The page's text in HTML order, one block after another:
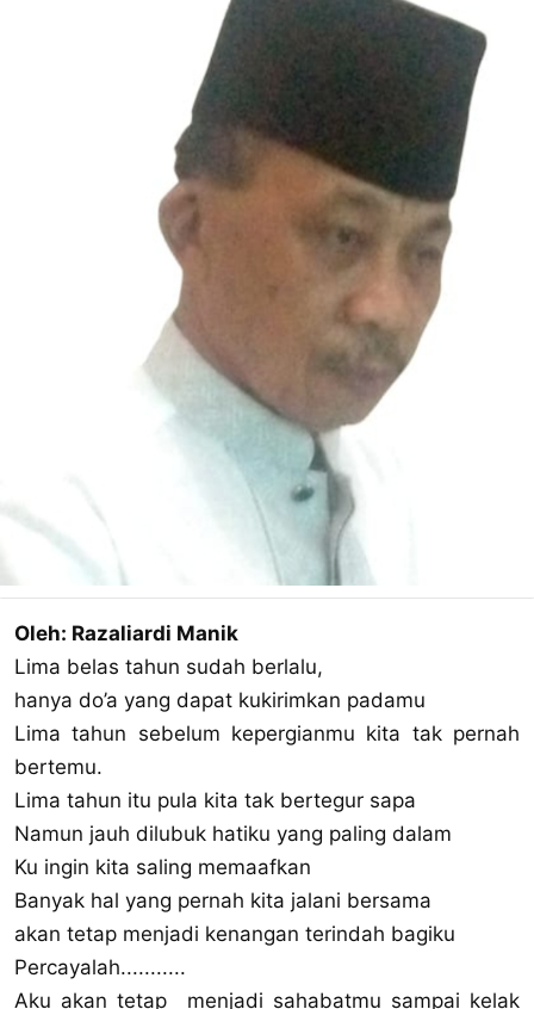
Oleh: Razaliardi Manik
Lima belas tahun sudah berlalu,
hanya do’a yang dapat kukirimkan padamu
Lima tahun sebelum kepergianmu kita tak pernah
bertemu.
Lima tahun itu pula kita tak bertegur sapa
Namun jauh dilubuk hatiku yang paling dalam
Ku ingin kita saling memaafkan
Banyak hal yang pernah kita jalani bersama
akan tetap menjadi kenangan terindah bagiku
Percayalah...........
Aku akan tetap menjadi sahabatmu sampai kelak